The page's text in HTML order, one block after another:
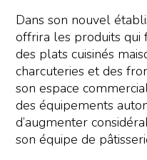
Dans son nouvel
offrira les produits qui
des plats cuisinés
charcuteries et des
son espace
des équipements
d’augmenter
son équipe de